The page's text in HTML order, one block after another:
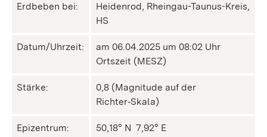
Erdbeben bei:
Heidenrod, Rheingau-Taunus-Kreis,
HS
Datum/Uhrzeit:
am 06.04.2025 um 08:02 Uhr
Ortszeit (MESZ)
Stärke:
0,8 (Magnitude auf der
Richter‑Skala)
Epizentrum: 50,18° N ㅤ 7,92° E